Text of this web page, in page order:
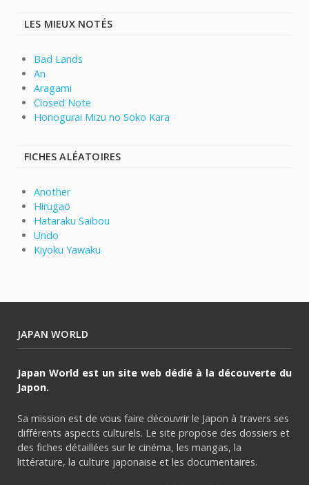
LES MIEUX NOTÉS
Bad Lands
An
Aragami
Closed Note
Honogurai Mizu no Soko Kara
FICHES ALÉATOIRES
Another
Hirugao
Hataraku Saibou
Undo
Kiyoku Yawaku
JAPAN WORLD
Japan World est un site web dédié à la découverte du
Japon.
Sa mission est de vous faire découvrir le Japon à travers ses
différents aspects culturels. Le site propose des dossiers et
des fiches détaillées sur le cinéma, les mangas, la
littérature, la culture japonaise et les documentaires.